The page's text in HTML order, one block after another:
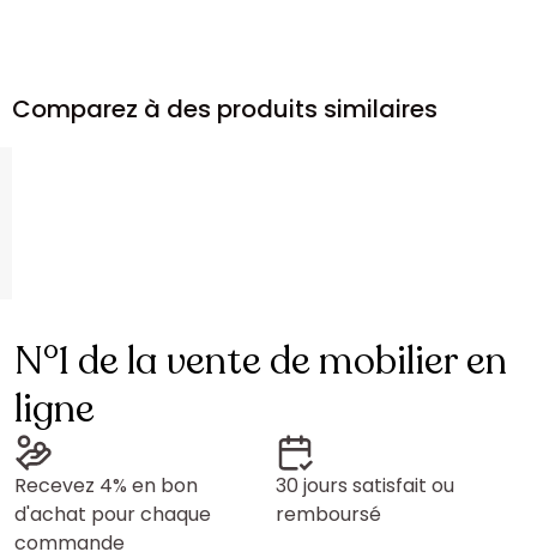
Comparez à des produits similaires
N°1 de la vente de mobilier en
ligne
Recevez 4% en bon
d'achat pour chaque
commande
30 jours satisfait ou
remboursé